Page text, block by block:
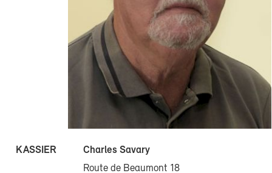
KASSIER
Charles Savary
Route de Beaumont 18